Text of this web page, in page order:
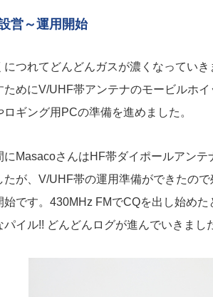
営～運用開始
につれてどんどんガスが濃くなってい
ためにV/UHF帯アンテナのモービルホ
ギング用PCの準備を進めました。
にMasacoさんはHF帯ダイポールアン
たが、V/UHF帯の運用準備ができたの
始です。430MHz FMでCQを出し始め
イル!! どんどんログが進んでいきまし